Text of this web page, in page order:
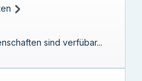
sind verfübar...